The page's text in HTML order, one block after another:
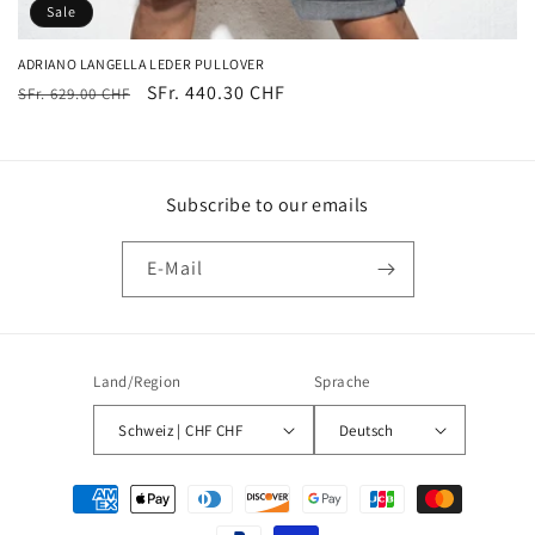
Sale
ADRIANO LANGELLA LEDER PULLOVER
Normaler
SFr. 629.00 CHF Verkaufspreis
SFr. 440.30 CHF
Subscribe to our emails
E-Mail
Land/Region
Schweiz | CHF CHF
Sprache
Deutsch
Zahlungsmethoden